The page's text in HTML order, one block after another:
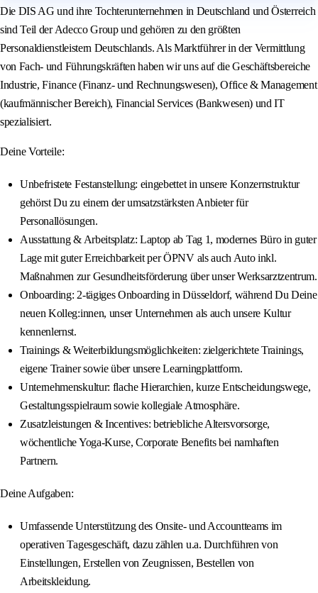
Die DIS AG und ihre Tochterunternehmen in Deutschland und Österreich
sind Teil der Adecco Group und gehören zu den größten
Personaldienstleistern Deutschlands. Als Marktführer in der Vermittlung
von Fach- und Führungskräften haben wir uns auf die Geschäftsbereiche
Industrie, Finance (Finanz- und Rechnungswesen), Office & Management
(kaufmännischer Bereich), Financial Services (Bankwesen) und IT
spezialisiert.
Deine Vorteile:
Unbefristete Festanstellung: eingebettet in unsere Konzernstruktur
gehörst Du zu einem der umsatzstärksten Anbieter für
Personallösungen.
Ausstattung & Arbeitsplatz: Laptop ab Tag 1, modernes Büro in guter
Lage mit guter Erreichbarkeit per ÖPNV als auch Auto inkl.
Maßnahmen zur Gesundheitsförderung über unser Werksarztzentrum.
Onboarding: 2-tägiges Onboarding in Düsseldorf, während Du Deine
neuen Kolleg:innen, unser Unternehmen als auch unsere Kultur
kennenlernst.
Trainings & Weiterbildungsmöglichkeiten: zielgerichtete Trainings,
eigene Trainer sowie über unsere Learningplattform.
Unternehmenskultur: flache Hierarchien, kurze Entscheidungswege,
Gestaltungsspielraum sowie kollegiale Atmosphäre.
Zusatzleistungen & Incentives: betriebliche Altersvorsorge,
wöchentliche Yoga-Kurse, Corporate Benefits bei namhaften
Partnern.
Deine Aufgaben:
Umfassende Unterstützung des Onsite- und Accountteams im
operativen Tagesgeschäft, dazu zählen u.a. Durchführen von
Einstellungen, Erstellen von Zeugnissen, Bestellen von
Arbeitskleidung.